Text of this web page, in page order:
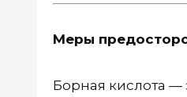
Меры
Борная кислота —